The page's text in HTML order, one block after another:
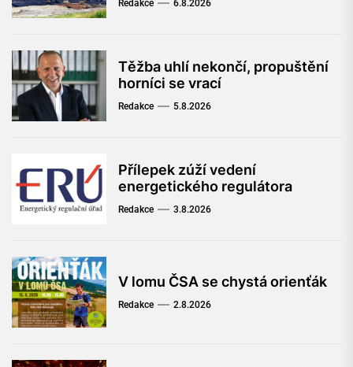
Redakce 6.8.2026
Těžba uhlí nekončí, propuštění
horníci se vrací
Redakce 5.8.2026
Přílepek zúží vedení
energetického regulátora
Redakce 3.8.2026
V lomu ČSA se chystá orienťák
Redakce 2.8.2026